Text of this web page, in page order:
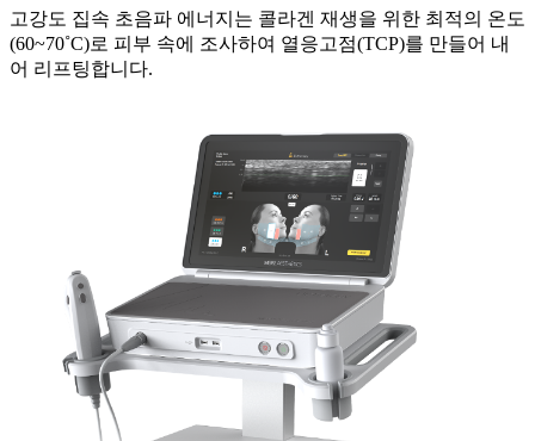
고강도 집속 초음파 에너지는 콜라겐 재생을 위한 최적의 온도
(60~70˚C)로 피부 속에 조사하여 열응고점(TCP)를 만들어 내
어 리프팅합니다.